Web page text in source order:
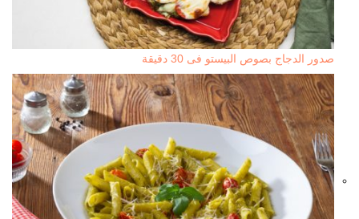
صدور الدجاج بصوص البيستو فى 30 دقيقة